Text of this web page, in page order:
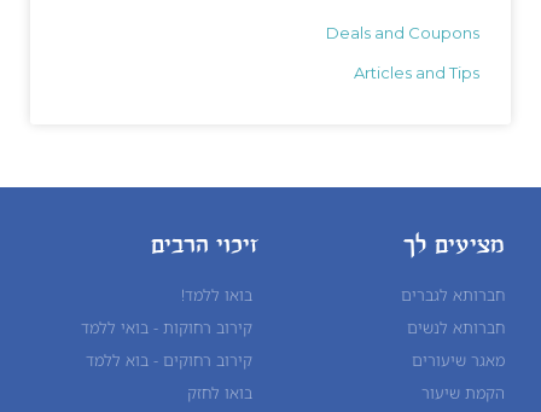
Deals and Coupons
Articles and Tips
מציעים לך
חברותא לגברים
חברותא לנשים
מאגר שיעורים
הקמת שיעור
זיכוי הרבים
בואו ללמד!
קירוב רחוקות - בואי ללמד
קירוב רחוקים - בוא ללמד
בואו לחזק